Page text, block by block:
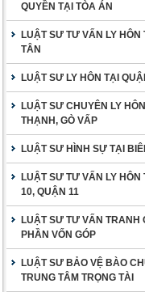
QUYỀN TẠI TÒA ÁN
LUẬT SƯ TƯ VẤN LY HÔN
TÂN
LUẬT SƯ LY HÔN TẠI
LUẬT SƯ CHUYÊN LY
THẠNH, GÒ VẤP
LUẬT SƯ HÌNH SỰ TẠI
LUẬT SƯ TƯ VẤN LY HÔN
10, QUẬN 11
LUẬT SƯ TƯ VẤN TRANH
PHẦN VỐN GÓP
LUẬT SƯ BẢO VỆ BÀO
TRUNG TÂM TRỌNG TÀI